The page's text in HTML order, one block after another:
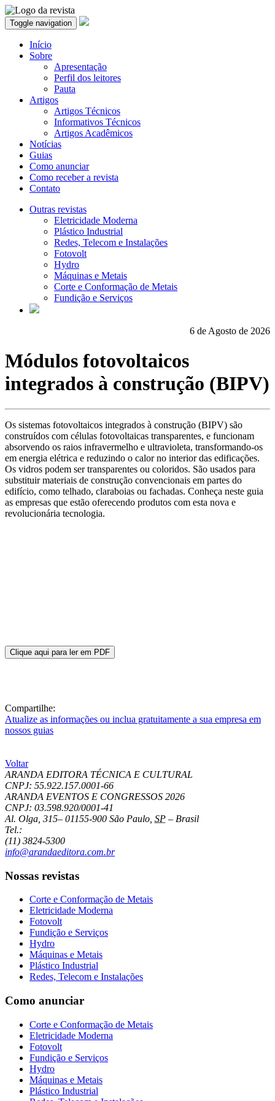
Toggle navigation
Início
Sobre
Apresentação
Perfil dos leitores
Pauta
Artigos
Artigos Técnicos
Informativos Técnicos
Artigos Acadêmicos
Notícias
Guias
Como anunciar
Como receber a revista
Contato
Outras revistas
Eletricidade Moderna
Plástico Industrial
Redes, Telecom e Instalações
Fotovolt
Hydro
Máquinas e Metais
Corte e Conformação de Metais
Fundição e Serviços
6 de Agosto de 2026
Módulos fotovoltaicos
integrados à construção (BIPV)
Os sistemas fotovoltaicos integrados à construção (BIPV) são
construídos com células fotovoltaicas transparentes, e funcionam
absorvendo os raios infravermelho e ultravioleta, transformando-os
em energia elétrica e reduzindo o calor no interior das edificações.
Os vidros podem ser transparentes ou coloridos. São usados para
substituir materiais de construção convencionais em partes do
edifício, como telhado, claraboias ou fachadas. Conheça neste guia
as empresas que estão oferecendo produtos com esta nova e
revolucionária tecnologia.
Clique aqui para ler em PDF
Compartilhe:
Atualize as informações ou inclua gratuitamente a sua empresa em
nossos guias
Voltar
ARANDA EDITORA TÉCNICA E CULTURAL
CNPJ: 55.922.157.0001-66
ARANDA EVENTOS E CONGRESSOS 2026
CNPJ: 03.598.920/0001-41
Al. Olga, 315– 01155-900 São Paulo SP – Brasil
Tel.:
(11) 3824-5300
info@arandaeditora.com.br
Nossas revistas
Corte e Conformação de Metais
Eletricidade Moderna
Fotovolt
Fundição e Serviços
Hydro
Máquinas e Metais
Plástico Industrial
Redes, Telecom e Instalações
Como anunciar
Corte e Conformação de Metais
Eletricidade Moderna
Fotovolt
Fundição e Serviços
Hydro
Máquinas e Metais
Plástico Industrial